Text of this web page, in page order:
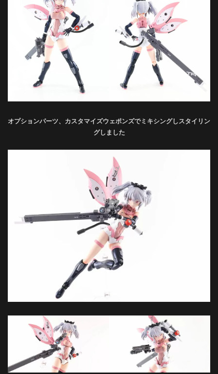
オプションパーツ、カスタマイズウェポンズでミキシングしスタイリン
グしました